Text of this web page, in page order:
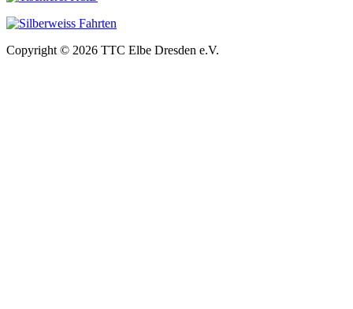
Copyright © 2026 TTC Elbe Dresden e.V.